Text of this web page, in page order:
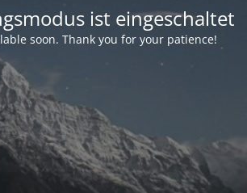
ist eingeschaltet
soon. Thank you for your patience!